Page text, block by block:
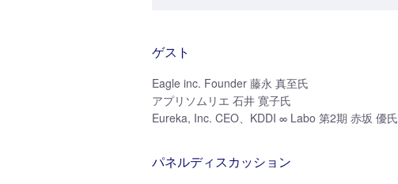
ゲスト
Eagle inc. Founder 藤永 真至氏
アプリソムリエ 石井 寛子氏
Eureka, Inc. CEO、KDDI ∞ Labo 第2期 赤坂 優氏
パネルディスカッション